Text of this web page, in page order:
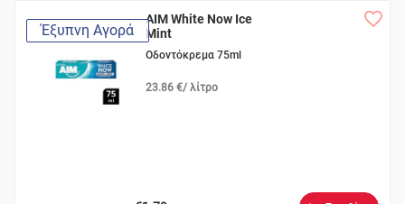
Έξυπνη Αγορά
AIM White Now Ice
Mint
Οδοντόκρεμα 75ml
23.86 €/ λίτρο